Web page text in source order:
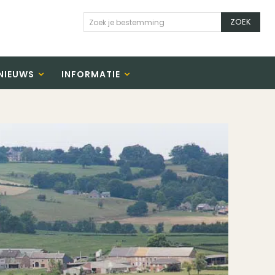
Zoek je bestemming ZOEK
INFORMATIE